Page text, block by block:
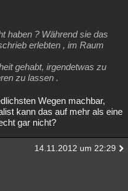
haben ? Während sie das
erlebten , im Raum
gehabt, irgendetwas zu
zu lassen .
Wegen machbar,
kann das auf mehr als eine
gar nicht?
14.11.2012 um 22:29